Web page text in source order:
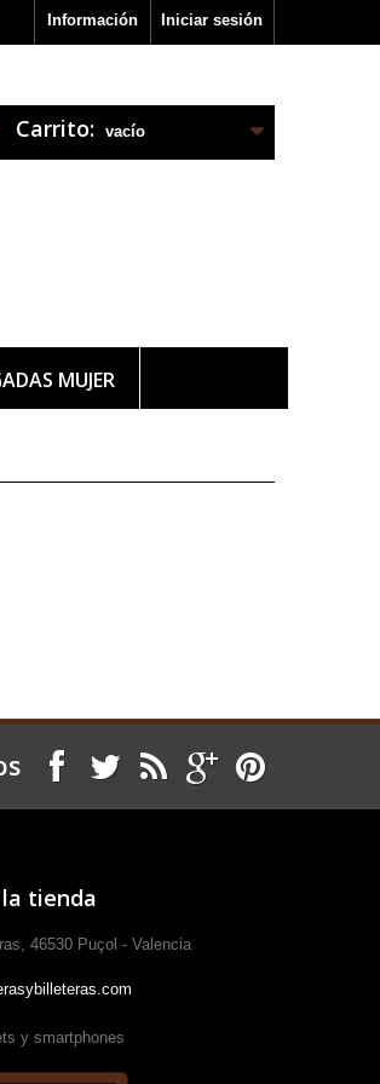
Iniciar sesión
Información
Carrito: vacío
MUJER
tienda
46530 Puçol - Valencia
y smartphones